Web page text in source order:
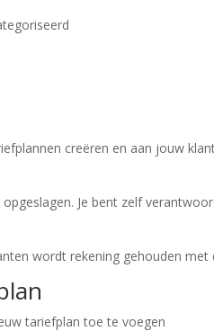
creëren en aan jouw
Je bent zelf
wordt rekening gehouden met
tariefplan toe te voegen